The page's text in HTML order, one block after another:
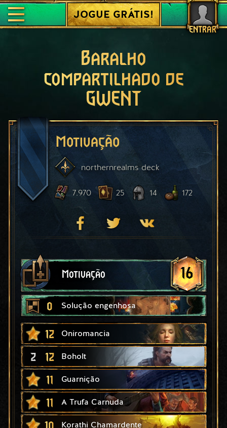
ENTRAR
JOGUE GRÁTIS!
Baralho
compartilhado de
GWENT
Motivação
northernrealmsdeck
7.970 25 14 172
Motivação 16
0 Solução engenhosa
12 Oniromancia
2 12 Boholt
11 Guarnição
11 A Trufa Carnuda
10 Korathi Chamardente